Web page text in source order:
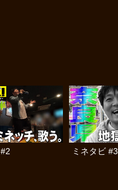
ミネタビ #3